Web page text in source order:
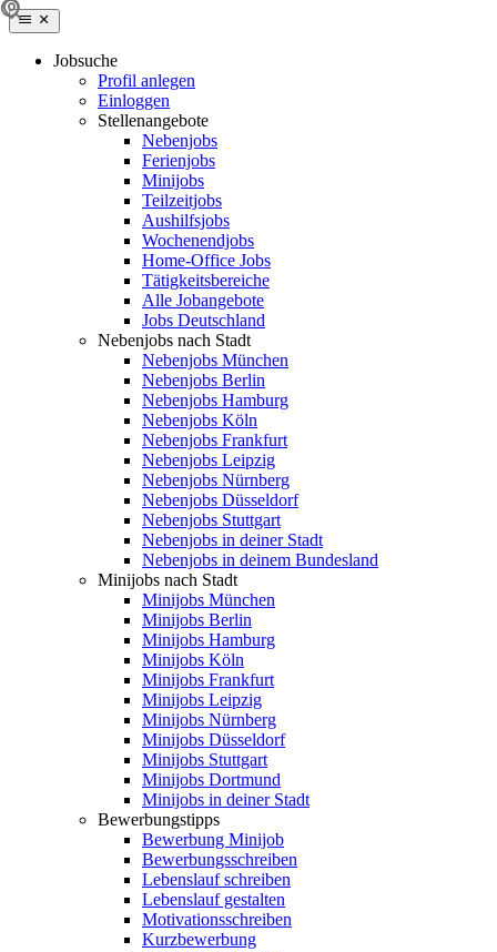
Jobsuche
Profil anlegen
Einloggen
Stellenangebote
Nebenjobs
Ferienjobs
Minijobs
Teilzeitjobs
Aushilfsjobs
Wochenendjobs
Home-Office Jobs
Tätigkeitsbereiche
Alle Jobangebote
Jobs Deutschland
Nebenjobs nach Stadt
Nebenjobs München
Nebenjobs Berlin
Nebenjobs Hamburg
Nebenjobs Köln
Nebenjobs Frankfurt
Nebenjobs Leipzig
Nebenjobs Nürnberg
Nebenjobs Düsseldorf
Nebenjobs Stuttgart
Nebenjobs in deiner Stadt
Nebenjobs in deinem Bundesland
Minijobs nach Stadt
Minijobs München
Minijobs Berlin
Minijobs Hamburg
Minijobs Köln
Minijobs Frankfurt
Minijobs Leipzig
Minijobs Nürnberg
Minijobs Düsseldorf
Minijobs Stuttgart
Minijobs Dortmund
Minijobs in deiner Stadt
Bewerbungstipps
Bewerbung Minijob
Bewerbungsschreiben
Lebenslauf schreiben
Lebenslauf gestalten
Motivationsschreiben
Kurzbewerbung